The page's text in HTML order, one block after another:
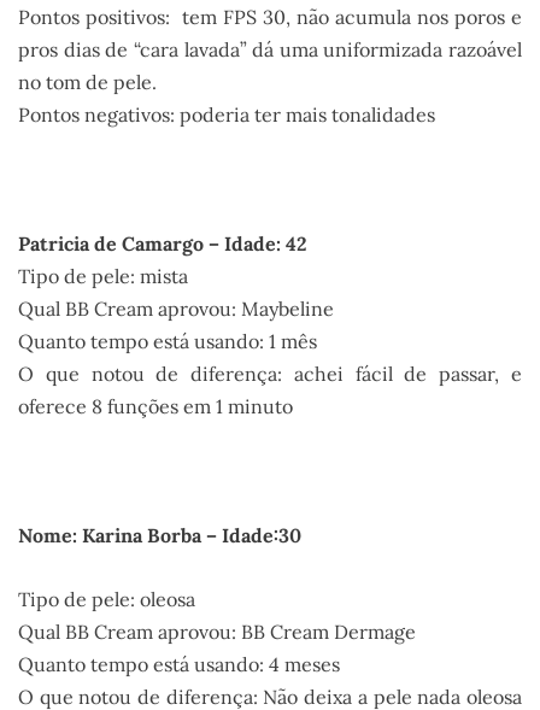
Pontos positivos: tem FPS 30, não acumula nos poros e
pros dias de “cara lavada” dá uma uniformizada razoável
no tom de pele.
Pontos negativos: poderia ter mais tonalidades
Patricia de Camargo – Idade: 42
Tipo de pele: mista
Qual BB Cream aprovou: Maybeline
Quanto tempo está usando: 1 mês
O que notou de diferença: achei fácil de passar, e
oferece 8 funções em 1 minuto
Nome: Karina Borba – Idade:30
Tipo de pele: oleosa
Qual BB Cream aprovou: BB Cream Dermage
Quanto tempo está usando: 4 meses
O que notou de diferença: Não deixa a pele nada oleosa